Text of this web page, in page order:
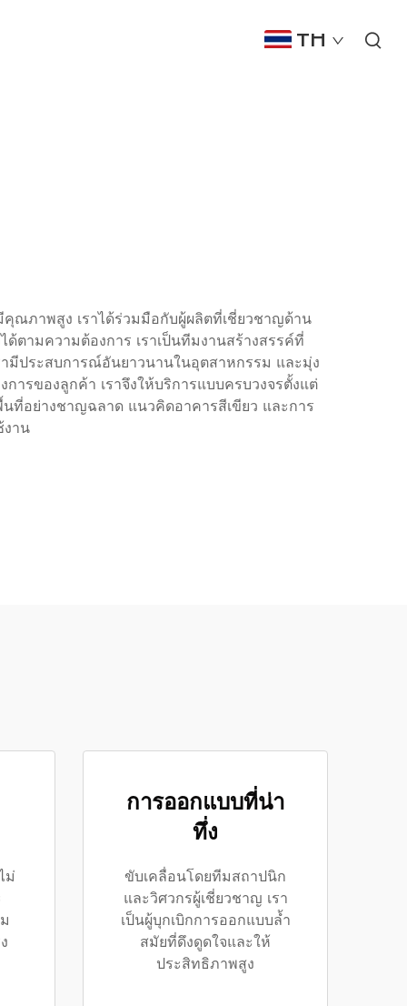
TH
ภาพสูง เราได้ร่วมมือกับผู้ผลิตที่เชี่ยวชาญด้าน
ตามความต้องการ เราเป็นทีมงานสร้างสรรค์ที่
มีประสบการณ์อันยาวนานในอุตสาหกรรม และมุ่ง
รของลูกค้า เราจึงให้บริการแบบครบวงจรตั้งแต่
ที่อย่างชาญฉลาด แนวคิดอาคารสีเขียว และการ
าน
ม่
การออกแบบที่น่า
ทึ่ง
ขับเคลื่อนโดยทีมสถาปนิก
และวิศวกรผู้เชี่ยวชาญ เรา
เป็นผู้บุกเบิกการออกแบบล้ำ
สมัยที่ดึงดูดใจและให้
ประสิทธิภาพสูง